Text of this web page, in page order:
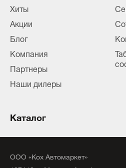
Хиты
Акции
Блог
Компания
Партнеры
Наши дилеры
Каталог
ООО «Кох Автомаркет»